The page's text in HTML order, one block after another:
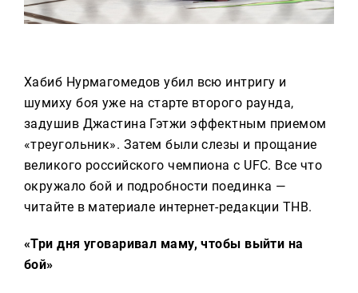
Хабиб Нурмагомедов убил всю интригу и
шумиху боя уже на старте второго раунда,
задушив Джастина Гэтжи эффектным приемом
«треугольник». Затем были слезы и прощание
великого российского чемпиона с UFC. Все что
окружало бой и подробности поединка —
читайте в материале интернет-редакции ТНВ.
«Три дня уговаривал маму, чтобы выйти на
бой»